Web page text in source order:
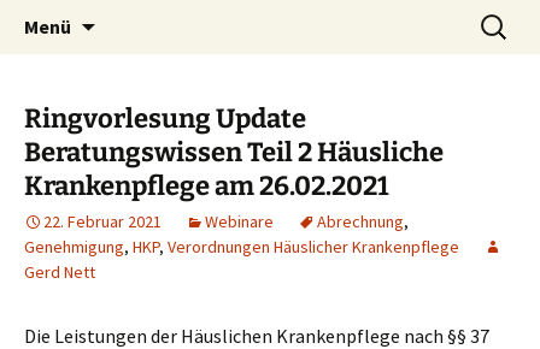
SysPraBlog
Blog und Shop von System & Praxis
Menü
Suchen
nach:
Ringvorlesung Update
Beratungswissen Teil 2 Häusliche
Krankenpflege am 26.02.2021
22. Februar 2021 Webinare Abrechnung,
Genehmigung, HKP, Verordnungen Häuslicher Krankenpflege
Gerd Nett
Die Leistungen der Häuslichen Krankenpflege nach §§ 37